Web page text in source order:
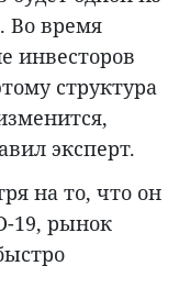
Во время
инвесторов
структура
эксперт.
на то, что он
19, рынок